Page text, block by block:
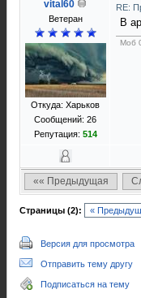
vital60
Ветеран
Откуда: Харьков
Сообщений: 26
Репутация: 514
RE:
В
Моб
«« Предыдущая
Страницы (2): «
Версия для просмотра
Отправить тему другу
Подписаться на тему